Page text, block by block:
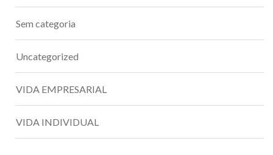
Sem categoria
Uncategorized
VIDA EMPRESARIAL
VIDA INDIVIDUAL